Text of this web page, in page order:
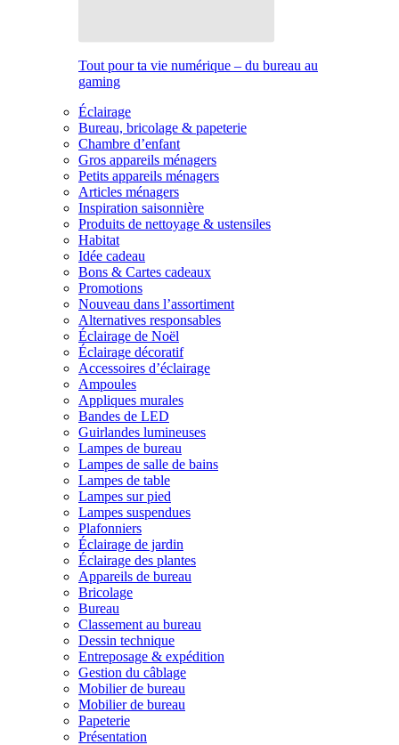
Tout pour ta vie numérique – du bureau au
gaming
Éclairage
Bureau, bricolage & papeterie
Chambre d’enfant
Gros appareils ménagers
Petits appareils ménagers
Articles ménagers
Inspiration saisonnière
Produits de nettoyage & ustensiles
Habitat
Idée cadeau
Bons & Cartes cadeaux
Promotions
Nouveau dans l’assortiment
Alternatives responsables
Éclairage de Noël
Éclairage décoratif
Accessoires d’éclairage
Ampoules
Appliques murales
Bandes de LED
Guirlandes lumineuses
Lampes de bureau
Lampes de salle de bains
Lampes de table
Lampes sur pied
Lampes suspendues
Plafonniers
Éclairage de jardin
Éclairage des plantes
Appareils de bureau
Bricolage
Bureau
Classement au bureau
Dessin technique
Entreposage & expédition
Gestion du câblage
Mobilier de bureau
Mobilier de bureau
Papeterie
Présentation